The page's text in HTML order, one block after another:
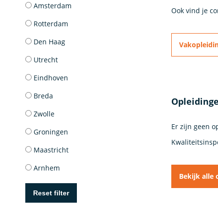
Amsterdam
Rotterdam
Den Haag
Utrecht
Eindhoven
Breda
Zwolle
Groningen
Maastricht
Arnhem
Reset filter
Ook vind je
Er zijn geen
Bekijk alle